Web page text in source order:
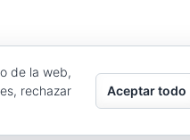
de la web,
rechazar
Aceptar todo